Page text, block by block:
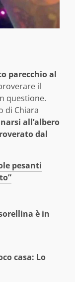
parecchio al
il
questione.
di Chiara
all’albero
dal
pesanti
è in
casa: Lo